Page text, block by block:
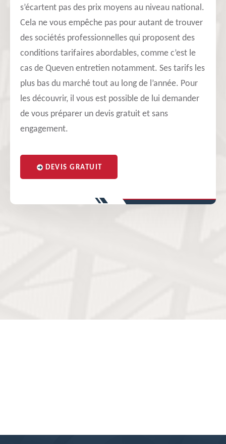
s’écartent pas des prix moyens au niveau national.
Cela ne vous empêche pas pour autant de trouver
des sociétés professionnelles qui proposent des
conditions tarifaires abordables, comme c’est le
cas de Queven entretien notamment. Ses tarifs les
plus bas du marché tout au long de l’année. Pour
les découvrir, il vous est possible de lui demander
de vous préparer un devis gratuit et sans
engagement.
DEVIS GRATUIT